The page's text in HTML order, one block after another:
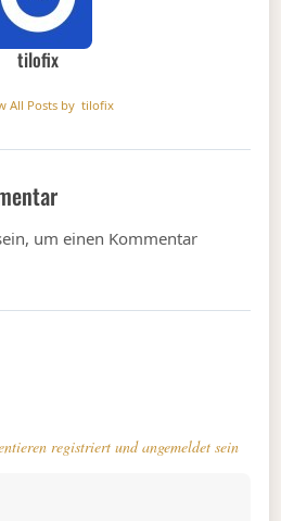
tilofix
All Posts by tilofix
um einen Kommentar
registriert und angemeldet sein